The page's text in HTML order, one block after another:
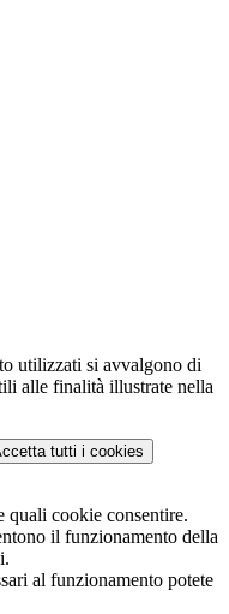
utilizzati si avvalgono di
alle finalità illustrate nella
tutti i cookies
quali cookie consentire.
il funzionamento della
al funzionamento potete